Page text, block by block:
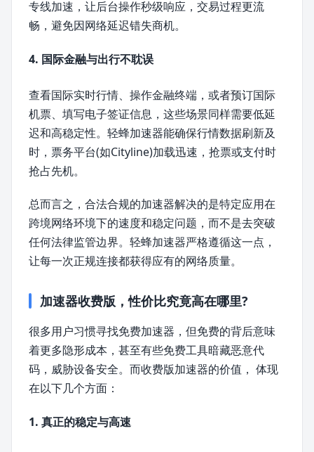
专线加速，让后台操作秒级响应，交易过程更流
畅，避免因网络延迟错失商机。
4. 国际金融与出行不耽误
查看国际实时行情、操作金融终端，或者预订国际
机票、填写电子签证信息，这些场景同样需要低延
迟和高稳定性。轻蜂加速器能确保行情数据刷新及
时，票务平台(如Cityline)加载迅速，抢票或支付时
抢占先机。
总而言之，合法合规的加速器解决的是特定应用在
跨境网络环境下的速度和稳定问题，而不是去突破
任何法律监管边界。轻蜂加速器严格遵循这一点，
让每一次正规连接都获得应有的网络质量。
加速器收费版，性价比究竟高在哪里?
很多用户习惯寻找免费加速器，但免费的背后意味
着更多隐形成本，甚至有些免费工具暗藏恶意代
码，威胁设备安全。而收费版加速器的价值， 体现
在以下几个方面：
1. 真正的稳定与高速